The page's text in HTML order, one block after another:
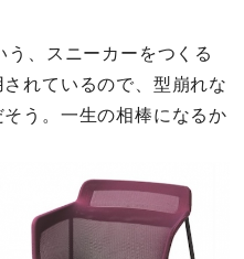
う、スニーカーをつくる
れているので、型崩れな
う。一生の相棒になるか